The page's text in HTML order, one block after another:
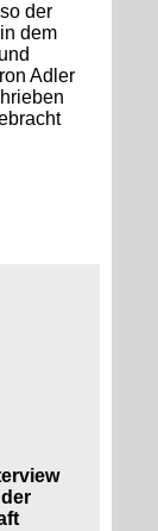
der
dem
Adler